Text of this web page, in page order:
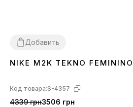
Добавить
3637
NIKE M2K TEKNO
Код товара:S-4357
4339 грн3506 грн